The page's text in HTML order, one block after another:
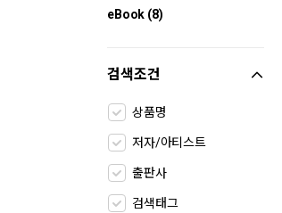
eBook (8)
검색조건
상품명
저자/아티스트
출판사
검색태그